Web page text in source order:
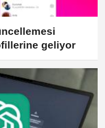
geliyor